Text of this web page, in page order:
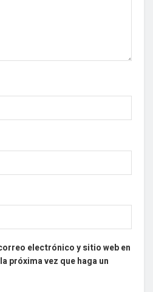
electrónico y sitio web en
próxima vez que haga un